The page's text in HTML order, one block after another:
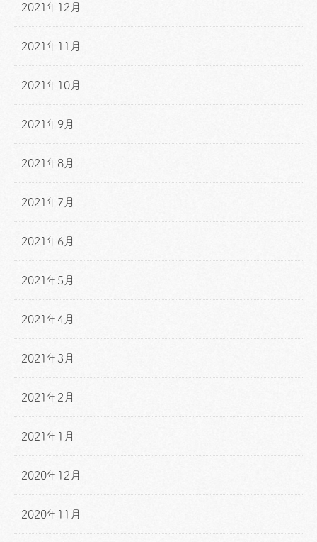
2021年12月
2021年11月
2021年10月
2021年9月
2021年8月
2021年7月
2021年6月
2021年5月
2021年4月
2021年3月
2021年2月
2021年1月
2020年12月
2020年11月